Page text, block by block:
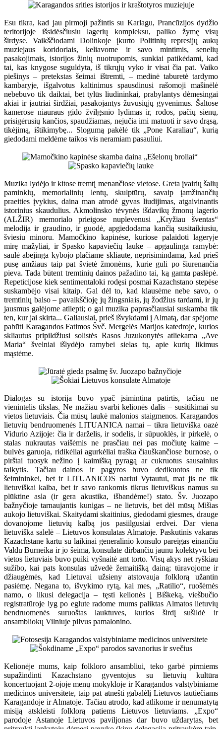
Esu tikra, kad jau pirmoji pažintis su Karlagu, Prancūzijos dydžio
teritorijoje išsidėsčiusiu lagerių kompleksu, paliko žymę visų
širdyse. Vaikščiodami Dolinkoje įkurto Politinių represijų aukų
muziejaus koridoriais, keliavome ir savo mintimis, senelių
pasakojimais, istorijos žinių nuotrupomis, sunkiai patikėdami, kad
tai, kas knygose suguldyta, iš tikrųjų vyko ir visai čia pat. Vaiko
piešinys – pretekstas šeimai ištremti, – medinė taburetė tardymo
kambaryje, išgalvotus kaltinimus spausdinusi rašomoji mašinėlė
nebebuvo tik daiktai, bet tylūs liudininkai, prabylantys dėmesingai
akiai ir jautriai širdžiai, pasakojantys žuvusiųjų gyvenimus. Šaltose
kamerose niauraus gido žvilgsnio lydimas ir, rodos, pačių sienų,
prisigėrusių kančios, spaudžiamas, nejučia imi matuoti ir savo drąsą,
tikėjimą, ištikimybę... Slogumą pakėlė tik „Pone Karaliau“, kurią
giedodami meldėme taikos vis neramiam pasauliui.
Muzika lydėjo ir kitose tremtį menančiose vietose. Greta įvairių šalių
paminklų, memorialinių lentų, skulptūrų, savaip įamžinančių
praeities įvykius, daina man atrodė gyvas liudijimas, atgaivinantis
istorinius skaudulius. Akmolinsko tėvynės išdavikų žmonų lagerio
(ALŽIR) memorialo prieigose nuplevenusi „Kryžiau šventas“
melodija ir graudino, ir guodė, apgiedodama kančią susitaikiusiu,
šviesiu minoru. Mamočkino kapinėse, kuriose palaidoti lageryje
mirę mažyliai, ir Spasko kapaviečių lauke – apgaulinga ramybė:
saulė abejinga kybojo plačiame skliaute, neprisimindama, kad prieš
pusę amžiaus taip pat švietė žmonėms, kurie guli po šiurenančia
pieva. Tada būtent tremtinių dainos pažadino tai, ką gamta paslėpė.
Repeticijose kiek sentimentaloki rodęsi posmai Kazachstano stepėse
suskambėjo visai kitaip. Gal dėl to, kad klausėme nebe savo, o
tremtinių balso – pavaikščioję jų žingsniais, jų žodžius tardami, ir jų
jausmus galėjome atliepti; o gal muzika paprasčiausiai suskamba tik
ten, kur jai skirta... Galiausiai, prieš išvykdami į Almatą, dar spėjome
pabūti Karagandos Fatimos Švč. Mergelės Marijos katedroje, kurios
skliautus pripildžiusi solistės Rasos Juzukonytės atliekama „Ave
Maria“ švelniai išlydėjo ramybei sielas tų, apie kurių likimus
mąstėme.
Dialogas su istorija buvo ypač įsimintina patirtis, tačiau ne
vienintelis tikslas. Ne mažiau svarbi kelionės dalis – susitikimai su
vietos lietuviais. Čia mūsų laukė malonios staigmenos. Karagandos
lietuvių bendruomenės LITUANICA namai – tikra lietuviška oazė
Vidurio Azijoje: čia ir darželis, ir sodelis, ir sūpuoklės, ir pirkelė, o
stalas nukrautas vaišėmis ne prasčiau nei pas močiutę kaime –
bulvės garuoja, ridikėliai agurkėliai traška čiauškančiose burnose, o
pirštai tuosyk nežino į kaimišką pyragą ar cukruotus sausainius
taikytis. Tačiau dainos ir pagyros buvo dedikuotos ne tik
šeimininkei, bet ir LITUANICOS nariui Vytautui, mat jis ne tik
lietuviškai kalba, bet ir savo rankomis tikrus lietuviškus namus su
plūktine asla (ir gera akustika, išbandėme!) stato. Šv. Juozapo
bažnyčioje tarnaujantis kunigas – ne lietuvis, bet dėl mūsų Mišias
aukojo lietuviškai. Skaitydami skaitinius, giedodami giesmes, drauge
dovanojome lietuvių kalbą jos pasiilgusiai erdvei. Dar viena
lietuviška salelė – Lietuvos konsulatas Almatoje. Paskutinis vakaras
Kazachstane kartu su laikinai generalinio konsulo pareigas einančiu
Valdu Burneika ir jo šeima, konsulate dirbančiu jaunu kolektyvu bei
vietos lietuviais buvo puiki vyšnaitė ant torto. Visų akys net ryškiau
sužibo, kai pats konsulas užvedė žemaitišką dainą; tūravojome ir
džiaugėmės, kad Lietuvai užsieny atstovauja folklorą užantin
pasiėmę. Negana to, išvykimo rytą, kai mes, „Ratilio“, ruošėmės
namo, o likusi delegacija – tęsti kelionės į Biškeką, viešbučio
registratūroje lyg po eglute radome mums paliktas Almatos lietuvių
bendruomenės suruoštas lauktuves, kurios širdį sušildė ir
ansambliokų Vilniuje pilvus pamalonino.
Kelionėje mums, kaip folkloro ansambliui, teko garbė pirmiems
supažindinti Kazachstano gyventojus su lietuvių kultūra
koncertuojant 2-ojoje menų mokykloje ir Karagandos valstybiniame
medicinos universitete, taip pat atnešti gabalėlį Lietuvos tautiečiams
Karagandoje ir Almatoje. Tačiau atrodo, kad atlikome ir nenumatytą
misiją atskleisti folklorą patiems Lietuvos lietuviams. „Expo“
parodoje Astanoje Lietuvos paviljonas dar buvo uždarytas, bet